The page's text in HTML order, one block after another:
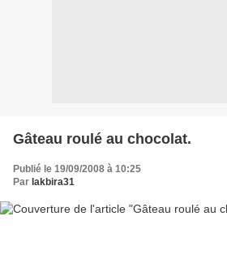
Gâteau roulé au chocolat.
Publié le 19/09/2008 à 10:25
Par lakbira31